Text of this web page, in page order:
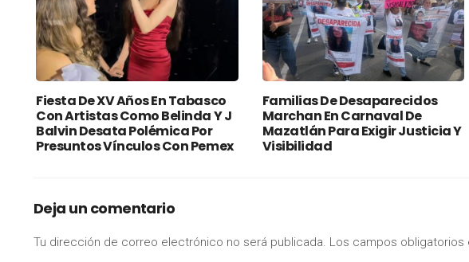
Fiesta De XV Años En Tabasco
Con Artistas Como Belinda Y J
Balvin Desata Polémica Por
Presuntos Vínculos Con Pemex
Familias De Desaparecidos
Marchan En Carnaval De
Mazatlán Para Exigir Justicia Y
Visibilidad
Deja un comentario
Tu dirección de correo electrónico no será publicada. Los campos